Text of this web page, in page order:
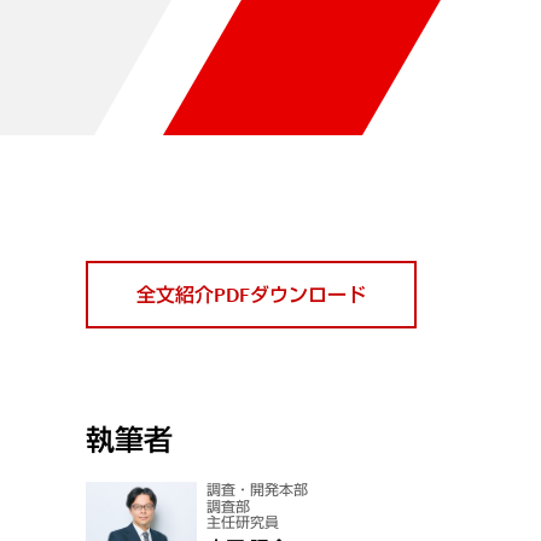
全文紹介PDFダウンロード
執筆者
調査・開発本部
調査部
主任研究員